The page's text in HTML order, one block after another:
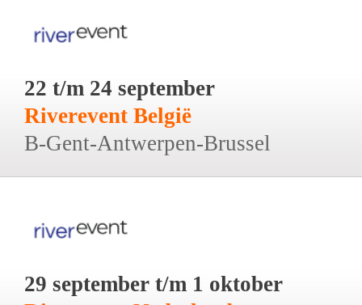
22 t/m 24 september
Riverevent België
B-Gent-Antwerpen-Brussel
29 september t/m 1 oktober